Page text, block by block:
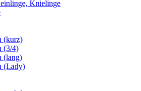
Knielinge
(kurz)
(3/4)
(lang)
(Lady)